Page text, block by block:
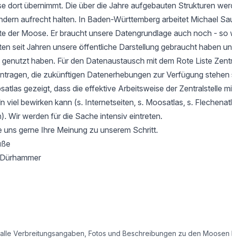
dort übernimmt. Die über die Jahre aufgebauten Strukturen
aufrecht halten. In Baden-Württemberg arbeitet Michael
der Moose. Er braucht unsere Datengrundlage auch noch - so
seit Jahren unsere öffentliche Darstellung gebraucht haben
haben. Für den Datenaustausch mit dem Rote Liste
die zukünftigen Datenerhebungen zur Verfügung stehen
gezeigt, dass die effektive Arbeitsweise der Zentralstelle
viel bewirken kann (s. Internetseiten, s. Moosatlas, s.
Wir werden für die Sache intensiv eintreten.
uns gerne Ihre Meinung zu unserem Schritt.
Verbreitungsangaben, Fotos und Beschreibungen zu den